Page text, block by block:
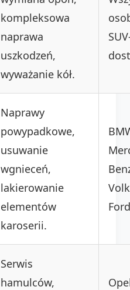
kompleksowa
naprawa
uszkodzeń,
wyważanie kół.
Naprawy
powypadkowe,
usuwanie
wgnieceń,
lakierowanie
elementów
karoserii.
Serwis
hamulców,